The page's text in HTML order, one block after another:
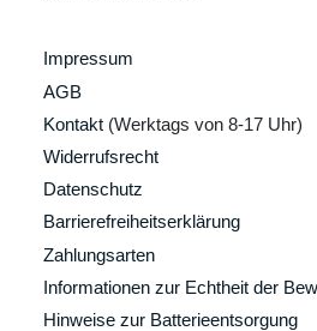
Impressum
AGB
Kontakt (Werktags von 8-17 Uhr)
Widerrufsrecht
Datenschutz
Barrierefreiheitserklärung
Zahlungsarten
Informationen zur Echtheit der
Hinweise zur Batterieentsorgung